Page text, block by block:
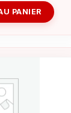
PANIER